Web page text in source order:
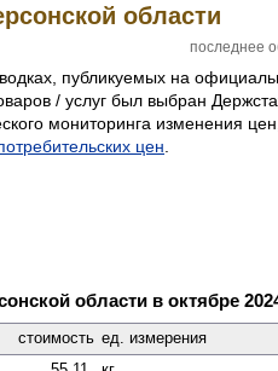
области
последнее
публикуемых на
/ услуг был выбран
мониторинга изменения
цен
области в октябре
стоимость ед. измерения